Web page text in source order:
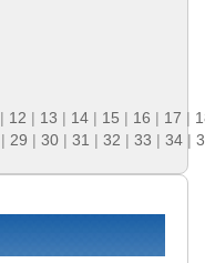
| 12 | 13 | 14 | 15 | 16 | 17 |
| 29 | 30 | 31 | 32 | 33 | 34 |